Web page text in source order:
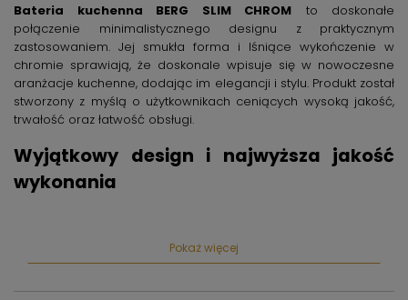
Bateria kuchenna BERG SLIM CHROM to doskonałe
połączenie minimalistycznego designu z praktycznym
zastosowaniem. Jej smukła forma i lśniące wykończenie w
chromie sprawiają, że doskonale wpisuje się w nowoczesne
aranżacje kuchenne, dodając im elegancji i stylu. Produkt został
stworzony z myślą o użytkownikach ceniących wysoką jakość,
trwałość oraz łatwość obsługi.
Wyjątkowy design i najwyższa jakość
wykonania
zlewozmywaka oraz estetyczne dopełnienie każdej kuchni.
ale także zapewnia odporność na korozję i uszkodzenia
Pokaż więcej